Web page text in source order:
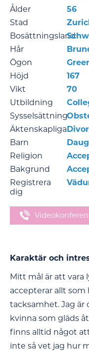
Ålder
56
Stad
Bosättningsland
Hår
Ögon
Höjd
167
Vikt
70
Utbildning
Sysselsättning
Äktenskapliga
Barn
Religion
Bakgrund
Registrera
dig
Karaktär och
Mitt mål är att vara
accepterar allt
tacksamhet. Jag är
kvinna som gläds
finns alltid något
inte så vet jag hur